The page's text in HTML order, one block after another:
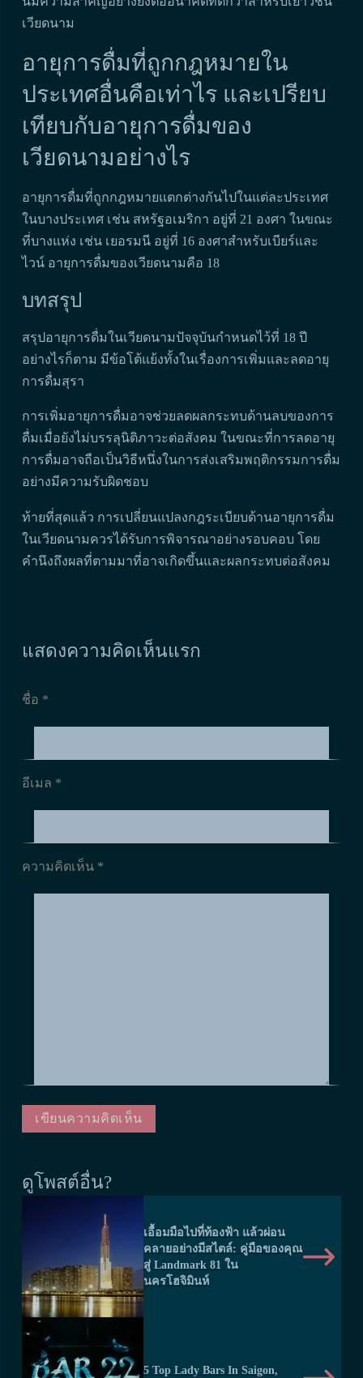
เวียดนาม
อายุการดื่มที่ถูกกฎหมายใน
ประเทศอื่นคือเท่าไร และเปรียบ
เทียบกับอายุการดื่มของ
เวียดนามอย่างไร
อายุการดื่มที่ถูกกฎหมายแตกต่างกันไปในแต่ละประเทศ
ในบางประเทศ เช่น สหรัฐอเมริกา อยู่ที่ 21 องศา ในขณะ
ที่บางแห่ง เช่น เยอรมนี อยู่ที่ 16 องศาสำหรับเบียร์และ
ไวน์ อายุการดื่มของเวียดนามคือ 18
บทสรุป
สรุปอายุการดื่มในเวียดนามปัจจุบันกำหนดไว้ที่ 18 ปี
อย่างไรก็ตาม มีข้อโต้แย้งทั้งในเรื่องการเพิ่มและลดอายุ
การดื่มสุรา
การเพิ่มอายุการดื่มอาจช่วยลดผลกระทบด้านลบของการ
ดื่มเมื่อยังไม่บรรลุนิติภาวะต่อสังคม ในขณะที่การลดอายุ
การดื่มอาจถือเป็นวิธีหนึ่งในการส่งเสริมพฤติกรรมการดื่ม
อย่างมีความรับผิดชอบ
ท้ายที่สุดแล้ว การเปลี่ยนแปลงกฎระเบียบด้านอายุการดื่ม
ในเวียดนามควรได้รับการพิจารณาอย่างรอบคอบ โดย
คำนึงถึงผลที่ตามมาที่อาจเกิดขึ้นและผลกระทบต่อสังคม
แสดงความคิดเห็นแรก
ชื่อ *
อีเมล *
ความคิดเห็น *
ดูโพสต์อื่น?
เอื้อมมือไปที่ท้องฟ้า แล้วผ่อน
คลายอย่างมีสไตล์: คู่มือของคุณ
สู่ Landmark 81 ใน
นครโฮจิมินห์
5 Top Lady Bars In Saigon,